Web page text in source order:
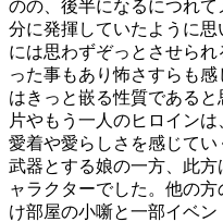
のの、後半になるにつれ
分に発揮していたように
には思わずぞっとさせら
った事もあり怖さすらも
はきっと嵌る性質であると
片やもう一人のヒロイン
愛着や愛らしさを感じて
武器とする娘の一方、此
ャラクターでした。他の
け部屋の小噺と一部イベ